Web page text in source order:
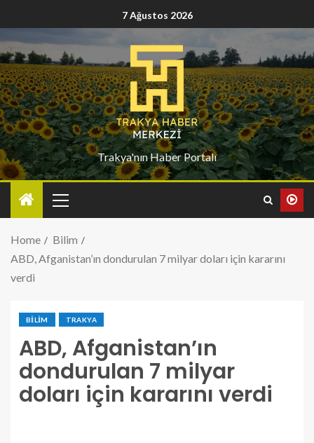
7 Ağustos 2026
Trakya'nın Haber Portalı
Home
Bilim
ABD, Afganistan’ın dondurulan 7 milyar doları için kararını
verdi
BILIM TRAKYA
ABD, Afganistan’ın
dondurulan 7 milyar
doları için kararını verdi